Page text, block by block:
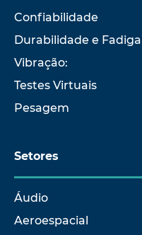
Confiabilidade
Durabilidade e Fadiga
Vibração:
Testes Virtuais
Pesagem
Setores
Áudio
Aeroespacial